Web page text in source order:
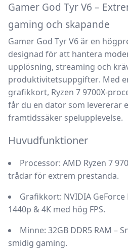
Gamer God Tyr V6 –
gaming och skapande
Gamer God Tyr V6 är en
designad för att hantera
upplösning, streaming och
produktivitetsuppgifter. Med
grafikkort, Ryzen 7 9700X-
får du en dator som levererar
framtidssäker spelupplevelse.
Huvudfunktioner
Processor: AMD Ryzen 7
trådar för extrem prestanda.
Grafikkort: NVIDIA GeForce
1440p & 4K med hög FPS.
Minne: 32GB DDR5 RAM –
smidig gaming.